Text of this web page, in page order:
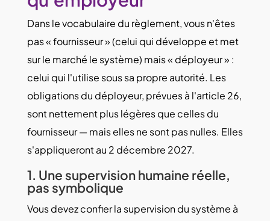
Dans le vocabulaire du règlement, vous n'êtes
pas « fournisseur » (celui qui développe et met
sur le marché le système) mais « déployeur » :
celui qui l'utilise sous sa propre autorité. Les
obligations du déployeur, prévues à l'article 26,
sont nettement plus légères que celles du
fournisseur — mais elles ne sont pas nulles. Elles
s'appliqueront au 2 décembre 2027.
1. Une supervision humaine réelle,
pas symbolique
Vous devez confier la supervision du système à